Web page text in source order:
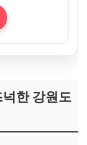
한 강원도